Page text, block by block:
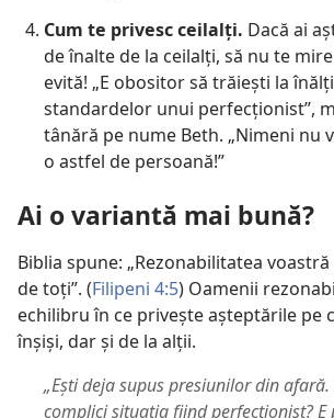
Cum te privesc ceilalți. Dacă ai
de înalte de la ceilalți, să nu te
evită! „E obositor să trăiești la
standardelor unui perfecționist”,
tânără pe nume Beth. „Nimeni nu
o astfel de persoană!”
Ai o variantă mai bună?
Biblia spune: „Rezonabilitatea
de toți”. (Filipeni 4:5) Oamenii
echilibru în ce privește așteptările pe
înșiși, dar și de la alții.
„Ești deja supus presiunilor din afară.
complici situația fiind perfecționist? E